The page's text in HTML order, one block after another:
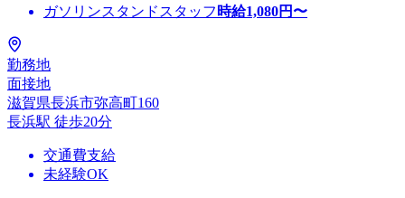
ガソリンスタンドスタッフ 時給1,080円〜
勤務地
面接地
滋賀県長浜市弥高町160
長浜駅 徒歩20分
交通費支給
未経験OK